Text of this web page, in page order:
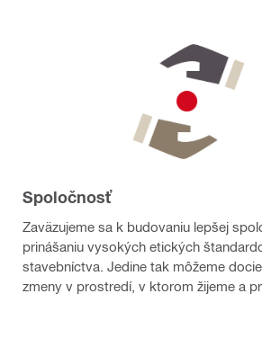
Spoločnosť
Zaväzujeme sa k budovaniu lepšej
prinášaniu vysokých etických
stavebníctva. Jedine tak môžeme
zmeny v prostredí, v ktorom žijeme a